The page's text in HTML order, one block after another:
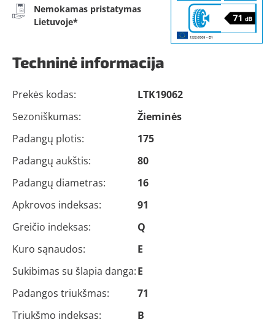
Nemokamas pristatymas
Lietuvoje*
Techninė informacija
Prekės kodas:
LTK19062
Sezoniškumas:
Žieminės
Padangų plotis:
175
Padangų aukštis:
80
Padangų diametras:
16
Apkrovos indeksas:
91
Greičio indeksas:
Q
Kuro sąnaudos:
E
Sukibimas su šlapia danga:E
Padangos triukšmas:
71
Triukšmo indeksas:
B